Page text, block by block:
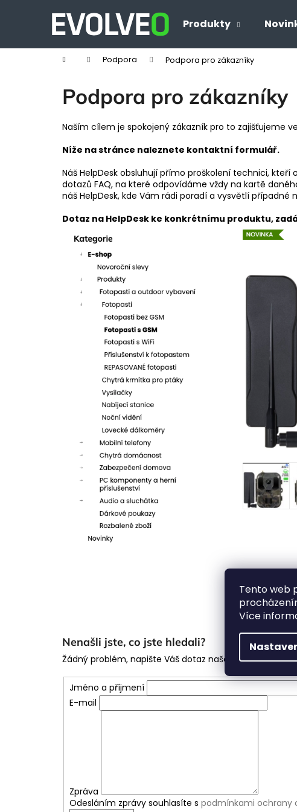
Tento web
Více
Produkty
Domů Podpora Podpora pro zákazníky
Podpora pro zákazníky
Naším cílem je spokojený zákazník pro to zajišťujeme
Níže na stránce naleznete kontaktní formulář.
Náš HelpDesk obsluhují přímo proškolení technici,
dotazů FAQ, na které odpovídáme vždy na kartě
náš HelpDesk, kde Vám rádi poradí a vysvětlí případné
Dotaz na HelpDesk ke konkrétnímu produktu,
Nenašli jste, co jste hledali?
Žádný problém, napište Váš dotaz našemu týmu
Jméno a příjmení
E-mail
Zpráva
Odesláním zprávy souhlasíte s podmínkami ochrany
í
Zpět
obchodu
Zpět
obchodu